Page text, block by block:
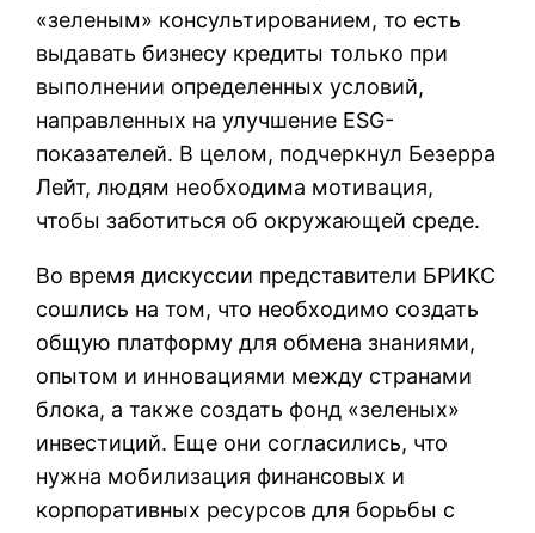
«зеленым» консультированием, то есть
выдавать бизнесу кредиты только при
выполнении определенных условий,
направленных на улучшение ESG-
показателей. В целом, подчеркнул Безерра
Лейт, людям необходима мотивация,
чтобы заботиться об окружающей среде.
Во время дискуссии представители БРИКС
сошлись на том, что необходимо создать
общую платформу для обмена знаниями,
опытом и инновациями между странами
блока, а также создать фонд «зеленых»
инвестиций. Еще они согласились, что
нужна мобилизация финансовых и
корпоративных ресурсов для борьбы с